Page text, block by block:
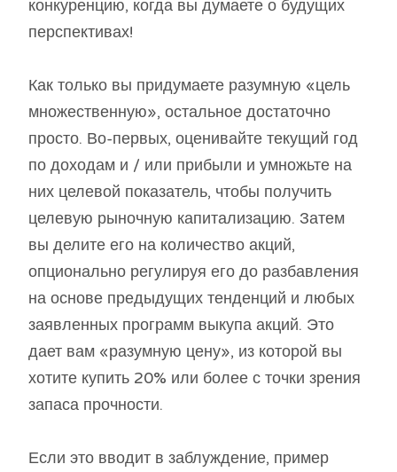
конкуренцию, когда вы думаете о будущих
перспективах!
Как только вы придумаете разумную «цель
множественную», остальное достаточно
просто. Во-первых, оценивайте текущий год
по доходам и / или прибыли и умножьте на
них целевой показатель, чтобы получить
целевую рыночную капитализацию. Затем
вы делите его на количество акций,
опционально регулируя его до разбавления
на основе предыдущих тенденций и любых
заявленных программ выкупа акций. Это
дает вам «разумную цену», из которой вы
хотите купить 20% или более с точки зрения
запаса прочности.
Если это вводит в заблуждение, пример